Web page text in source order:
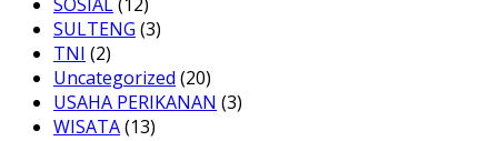
SULTENG (3)
TNI (2)
Uncategorized (20)
USAHA PERIKANAN (3)
WISATA(13)